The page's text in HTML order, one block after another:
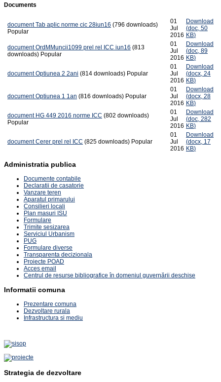
Documents
document Tab aplic norme cic 28iun16 (796 downloads)
Popular
01
Jul
2016
Download
(doc, 50
KB)
document OrdMMuncii1099 prel rel ICC iun16 (813
downloads) Popular
01
Jul
2016
Download
(doc, 89
KB)
document Optiunea 2 2ani (814 downloads) Popular
01
Jul
2016
Download
(docx, 24
KB)
document Optiunea 1 1an (816 downloads) Popular
01
Jul
2016
Download
(docx, 28
KB)
document HG 449 2016 norme ICC (802 downloads)
Popular
01
Jul
2016
Download
(doc, 282
KB)
document Cerer prel rel ICC (825 downloads) Popular
01
Jul
2016
Download
(docx, 17
KB)
Administratia publica
Documente contabile
Declaratii de casatorie
Vanzare teren
Aparatul primarului
Consilieri locali
Plan masuri ISU
Formulare
Trimite sesizarea
Serviciul Urbanism
PUG
Formulare diverse
Transparenta decizionala
Proiecte POAD
Acces email
Centrul de resurse bibliografice în domeniul guvernării deschise
Informatii comuna
Prezentare comuna
Dezvoltare rurala
Infrastructura si mediu
Strategia de dezvoltare